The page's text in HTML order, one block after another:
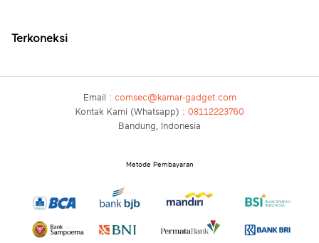
Terkoneksi
Email : comsec@kamar-gadget.com
Kontak Kami (Whatsapp) : 08112223760
Bandung, Indonesia
Metode Pembayaran